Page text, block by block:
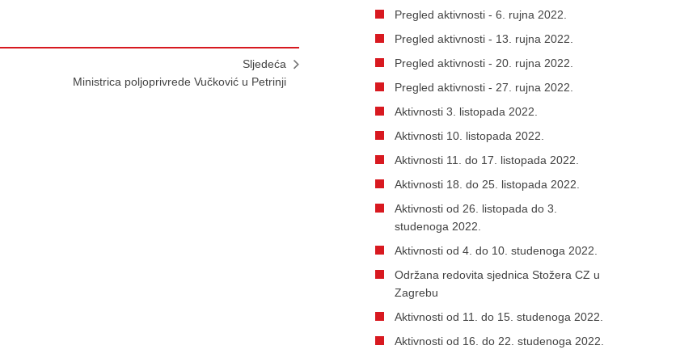
Sljedeća
Ministrica poljoprivrede Vučković u Petrinji
Pregled aktivnosti - 6. rujna 2022.
Pregled aktivnosti - 13. rujna 2022.
Pregled aktivnosti - 20. rujna 2022.
Pregled aktivnosti - 27. rujna 2022.
Aktivnosti 3. listopada 2022.
Aktivnosti 10. listopada 2022.
Aktivnosti 11. do 17. listopada 2022.
Aktivnosti 18. do 25. listopada 2022.
Aktivnosti od 26. listopada do 3.
studenoga 2022.
Aktivnosti od 4. do 10. studenoga 2022.
Održana redovita sjednica Stožera CZ u
Zagrebu
Aktivnosti od 11. do 15. studenoga 2022.
Aktivnosti od 16. do 22. studenoga 2022.